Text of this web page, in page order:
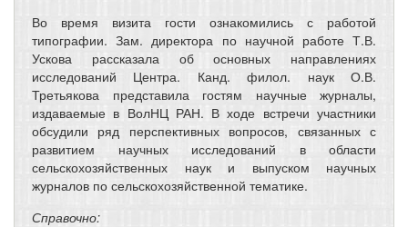
Во время визита гости ознакомились с работой
типографии. Зам. директора по научной работе Т.В.
Ускова рассказала об основных направлениях
исследований Центра. Канд. филол. наук О.В.
Третьякова представила гостям научные журналы,
издаваемые в ВолНЦ РАН. В ходе встречи участники
обсудили ряд перспективных вопросов, связанных с
развитием научных исследований в области
сельскохозяйственных наук и выпуском научных
журналов по сельскохозяйственной тематике.
Справочно: